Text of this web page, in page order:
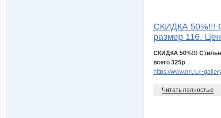
bichkova3 black@
СКИДКА 50%!!!
размер 116.
СКИДКА 50%!!!
всего 325р
https://www.nn.ru/
Читать полностью